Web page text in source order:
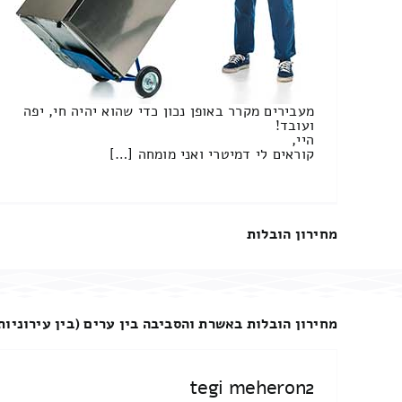
מעבירים מקרר באופן נכון כדי שהוא יהיה חי, יפה
ועובד!
היי,
קוראים לי דמיטרי ואני מומחה […]
מחירון הובלות
מחירון הובלות באשרת והסביבה בין ערים (בין
tegi meheron2